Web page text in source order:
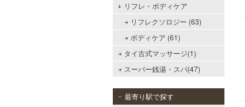
リフレ・ボディケア
リフレクソロジー (63)
ボディケア (61)
タイ古式マッサージ(1)
スーパー銭湯・スパ(47)
最寄り駅で探す